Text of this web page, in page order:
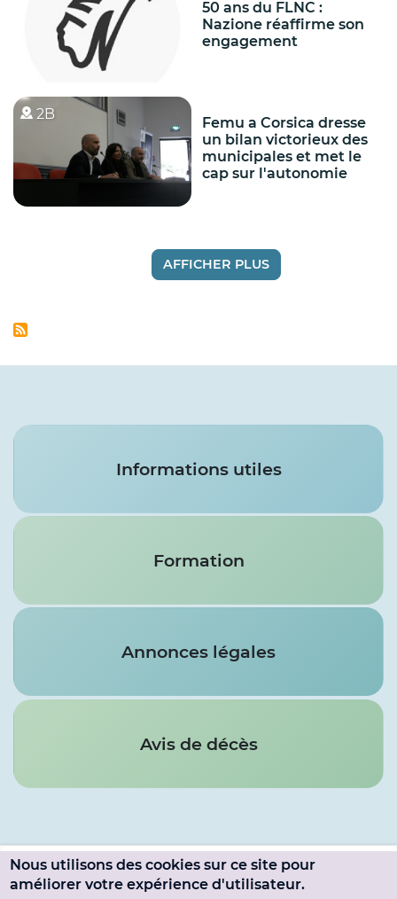
50 ans du FLNC :
Nazione réaffirme son
engagement
2B
Femu a Corsica dresse
un bilan victorieux des
municipales et met le
cap sur l'autonomie
AFFICHER PLUS
Services
Informations utiles
Formation
Annonces légales
Avis de décès
Menu SE CONNECTER
Nous utilisons des cookies sur ce site pour
améliorer votre expérience d'utilisateur.